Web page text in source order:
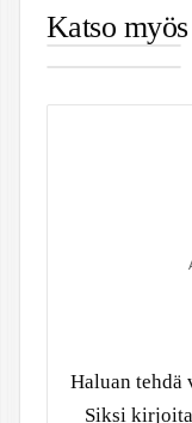
Katso myös
Sällström –
Merkittävä
Dacia
Sandero
Haluan tehdä
Siksi